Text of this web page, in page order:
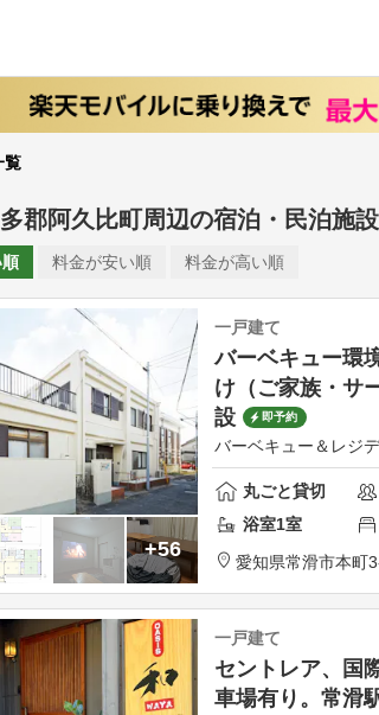
覧
郡阿久比町周辺の宿泊・民泊施
料金が安い順 料金が高い順
+56
一戸建て
バーベキュー環
け（ご家族・サ
設
即予約
バーベキュー＆レジ
丸ごと貸切
浴室1室
愛知県常滑市本町
一戸建て
セントレア、国
車場有り。常滑